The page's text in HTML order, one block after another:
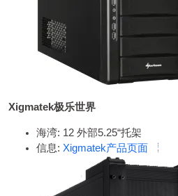
Xigmatek极乐世界
海湾: 12 外部5.25“托架
信息: Xigmatek产品页面